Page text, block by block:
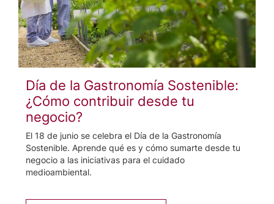
Día de la Gastronomía Sostenible:
¿Cómo contribuir desde tu
negocio?
El 18 de junio se celebra el Día de la Gastronomía
Sostenible. Aprende qué es y cómo sumarte desde tu
negocio a las iniciativas para el cuidado
medioambiental.